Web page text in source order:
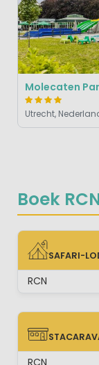
Boek
SAFARI-
SAFARI-
RCN
STACARAVAN
Utrecht,